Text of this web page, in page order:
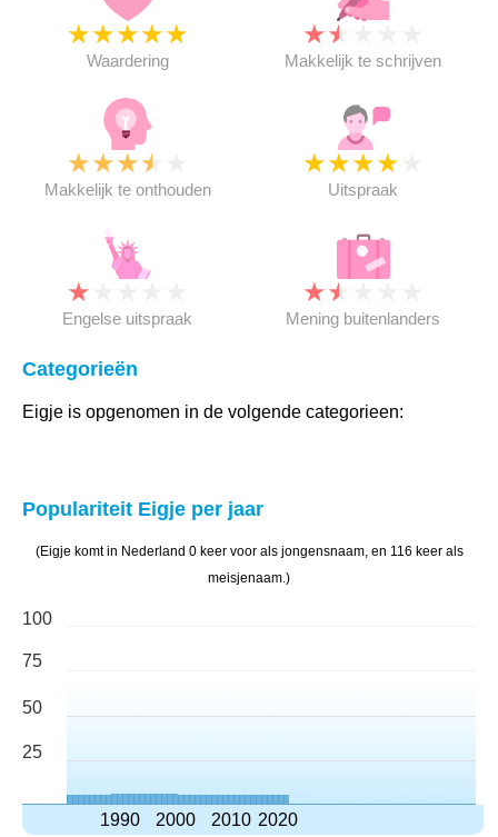
★★★★★
Waardering
★★
Makkelijk te schrijven
★★★★
Makkelijk te onthouden
★★★★
Uitspraak
★
Engelse uitspraak
★★
Mening buitenlanders
Categorieën
Eigje is opgenomen in de volgende categorieen:
Populariteit Eigje per jaar
(Eigje komt in Nederland 0 keer voor als jongensnaam, en 116 keer als
meisjenaam.)
100
75
50
25
1990 2000 2010 2020